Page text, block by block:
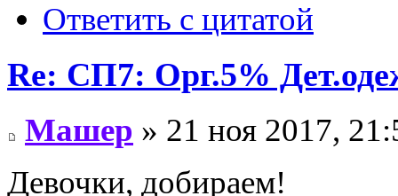
Ответить с цитатой
Re: СП7: Орг.5%
Машер » 21 ноя 2017,
Девочки, добираем!